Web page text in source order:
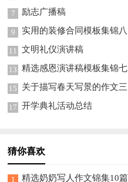
7 励志广播稿
9
实用的装修合同模板集锦八
篇
11 文明礼仪演讲稿
13
精选感恩演讲稿模板集锦七
篇
15
关于描写春天写景的作文三
篇
17 开学典礼活动总结
猜你喜欢
1 精选奶奶写人作文锦集10篇